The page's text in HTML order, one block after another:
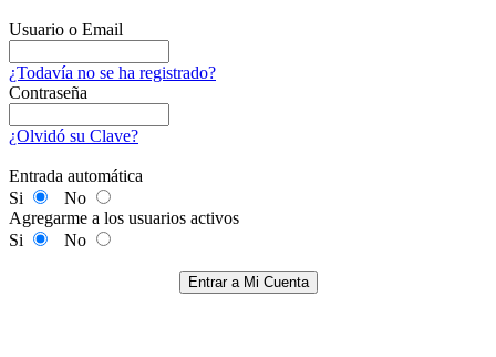
Usuario o Email
¿Todavía no se ha registrado?
Contraseña
¿Olvidó su Clave?
Entrada automática
Si
No
Agregarme a los usuarios activos
Si
No
Entrar a Mi Cuenta